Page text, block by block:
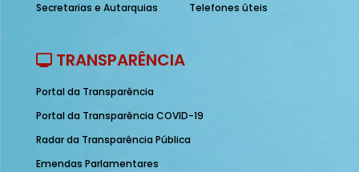
Secretarias e Autarquias
Telefones úteis
TRANSPARÊNCIA
Portal da Transparência
Portal da Transparência COVID-19
Radar da Transparência Pública
Emendas Parlamentares